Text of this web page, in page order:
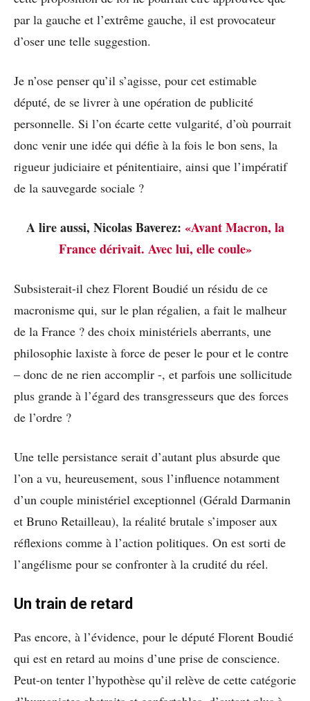
par la gauche et l’extrême gauche, il est provocateur
d’oser une telle suggestion.
Je n’ose penser qu’il s’agisse, pour cet estimable
député, de se livrer à une opération de publicité
personnelle. Si l’on écarte cette vulgarité, d’où pourrait
donc venir une idée qui défie à la fois le bon sens, la
rigueur judiciaire et pénitentiaire, ainsi que l’impératif
de la sauvegarde sociale ?
A lire aussi, Nicolas Baverez: «Avant Macron, la
France dérivait. Avec lui, elle coule»
Subsisterait-il chez Florent Boudié un résidu de ce
macronisme qui, sur le plan régalien, a fait le malheur
de la France ? des choix ministériels aberrants, une
philosophie laxiste à force de peser le pour et le contre
– donc de ne rien accomplir -, et parfois une sollicitude
plus grande à l’égard des transgresseurs que des forces
de l’ordre ?
Une telle persistance serait d’autant plus absurde que
l’on a vu, heureusement, sous l’influence notamment
d’un couple ministériel exceptionnel (Gérald Darmanin
et Bruno Retailleau), la réalité brutale s’imposer aux
réflexions comme à l’action politiques. On est sorti de
l’angélisme pour se confronter à la crudité du réel.
Un train de retard
Pas encore, à l’évidence, pour le député Florent Boudié
qui est en retard au moins d’une prise de conscience.
Peut-on tenter l’hypothèse qu’il relève de cette catégorie